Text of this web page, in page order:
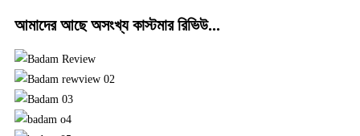
আমাদের আছে অসংখ্য কাস্টমার রিভিউ...